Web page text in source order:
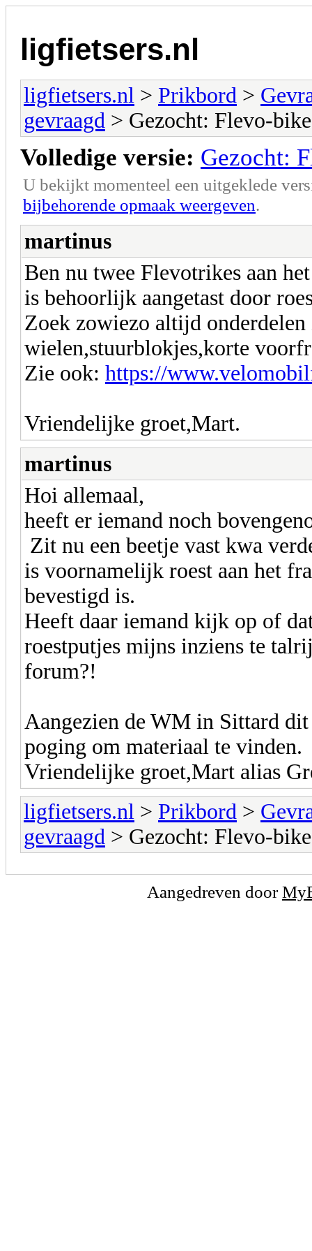
ligfietsers.nl
ligfietsers.nl > Prikbord >
gevraagd > Gezocht: Flevo-
Volledige versie: Gezocht:
U bekijkt momenteel een uitgeklede
bijbehorende opmaak weergeven.
martinus
Ben nu twee Flevotrikes aan
is behoorlijk aangetast door
Zoek zowiezo altijd
wielen,stuurblokjes,korte
Zie ook: https://
Vriendelijke groet,Mart.
martinus
Hoi allemaal,
heeft er iemand noch
Zit nu een beetje vast kwa
is voornamelijk roest aan het
bevestigd is.
Heeft daar iemand kijk op of
roestputjes mijns inziens te
forum?!
Aangezien de WM in Sittard
poging om materiaal te vinden.
Vriendelijke groet,Mart alias
ligfietsers.nl > Prikbord >
gevraagd > Gezocht: Flevo-
Aangedreven door